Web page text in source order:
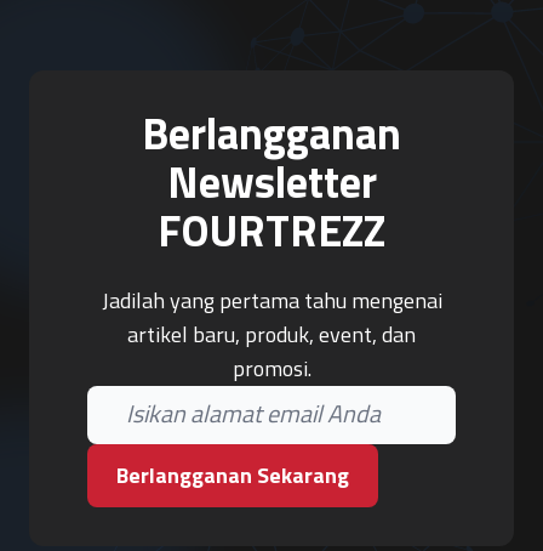
Berlangganan
Newsletter
FOURTREZZ
Jadilah yang pertama tahu mengenai
artikel baru, produk, event, dan
promosi.
Berlangganan Sekarang